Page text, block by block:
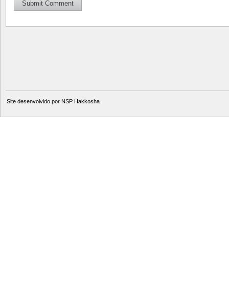
Site desenvolvido por NSP Hakkosha